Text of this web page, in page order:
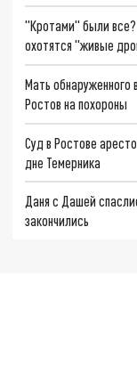
"Кротами" были все?
охотятся "живые
Мать обнаруженного
Ростов на похороны
Суд в Ростове
дне Темерника
Даня с Дашей
закончились